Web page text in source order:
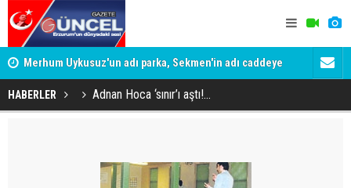
Merhum Uykusuz'un adı parka, Sekmen'in adı caddeye
verildi
HABERLER Adnan Hoca ‘sınır’ı aştı!...